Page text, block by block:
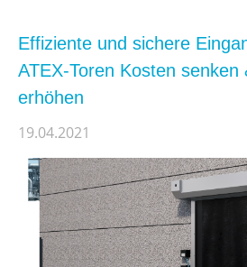
Effiziente und sichere
ATEX-Toren Kosten senken
erhöhen
19.04.2021